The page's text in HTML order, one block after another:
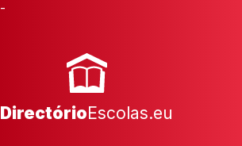
-
DirectórioEscolas.eu